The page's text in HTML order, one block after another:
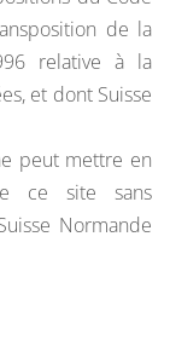
de la
relative à la
et dont Suisse
peut mettre en
ce site sans
Normande